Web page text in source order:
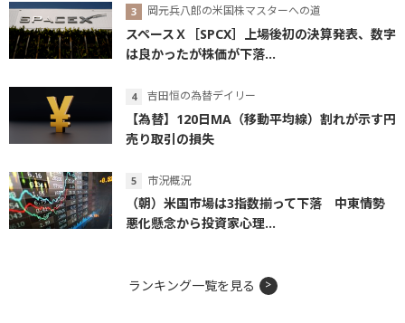
岡元兵八郎の米国株マスターへの道
スペースＸ［SPCX］上場後初の決算発表、数字
は良かったが株価が下落...
吉田恒の為替デイリー
【為替】120日MA（移動平均線）割れが示す円
売り取引の損失
市況概況
（朝）米国市場は3指数揃って下落 中東情勢
悪化懸念から投資家心理...
ランキング一覧を見る